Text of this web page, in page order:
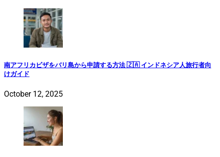
南アフリカビザをバリ島から申請する方法 🇿🇦 インドネシア人旅行者向
けガイド
October 12, 2025